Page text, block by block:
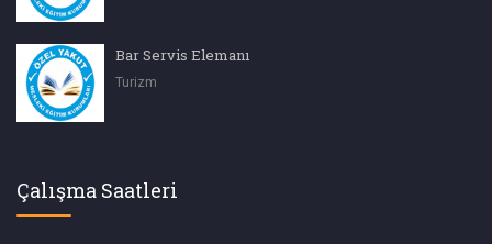
Bar Servis Elemanı
Turizm
Çalışma Saatleri